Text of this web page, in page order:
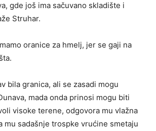
gde još ima sačuvano skladište i
Struhar.
oranice za hmelj, jer se gaji na
bila granica, ali se zasadi mogu
mada onda prinosi mogu biti
visoke terene, odgovora mu vlažna
mu sadašnje trospke vrućine smetaju